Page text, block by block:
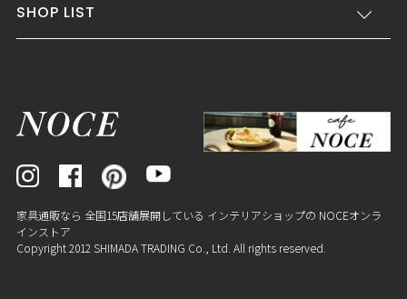
SHOP LIST
家具通販なら 全国15店舗展開している インテリアショップの NOCEオンラ
インストア
Copyright 2012 SHIMADA TRADING Co., Ltd. All rights reserved.